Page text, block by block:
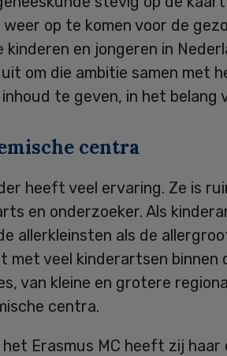
op te komen voor de
kinderen en jongeren in
om die ambitie samen met
te geven, in het belang
centra
heeft veel ervaring. Ze is
en onderzoeker. Als
allerkleinsten als de
met veel kinderartsen binnen
van kleine en grotere
centra.
het Erasmus MC heeft zij